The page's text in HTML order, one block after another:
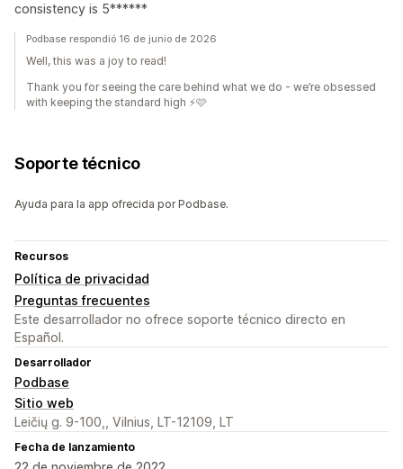
consistency is 5******
Podbase respondió 16 de junio de 2026
Well, this was a joy to read!
Thank you for seeing the care behind what we do - we’re obsessed
with keeping the standard high ⚡🩷
Soporte técnico
Ayuda para la app ofrecida por Podbase.
Recursos
Política de privacidad
Preguntas frecuentes
Este desarrollador no ofrece soporte técnico directo en
Español.
Desarrollador
Podbase
Sitio web
Leičių g. 9-100,, Vilnius, LT-12109, LT
Fecha de lanzamiento